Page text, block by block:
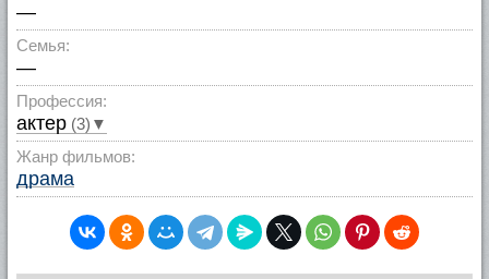
—
Семья:
—
Профессия:
актер (3)▼
Жанр фильмов:
драма